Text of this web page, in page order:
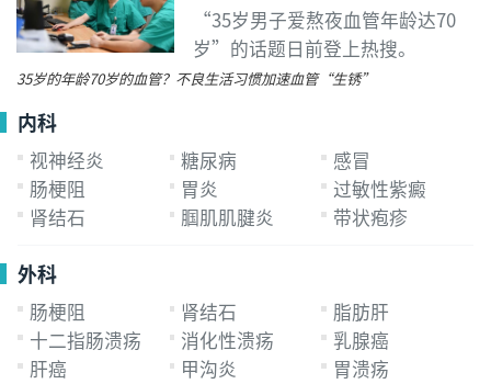
“35岁男子爱熬夜血管年龄达70
岁”的话题日前登上热搜。
35岁的年龄70岁的血管？不良生活习惯加速血管“生锈”
内科
视神经炎 糖尿病
感冒
肠梗阻
胃炎
过敏性紫癜
肾结石
腘肌肌腱炎 带状疱疹
外科
肠梗阻 肾结石
脂肪肝
十二指肠溃疡
消化性溃疡
乳腺癌
肝癌
甲沟炎 胃溃疡